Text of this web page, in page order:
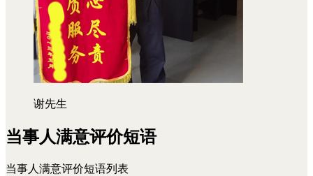
谢先生
当事人满意评价短语
当事人满意评价短语列表